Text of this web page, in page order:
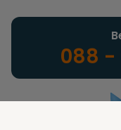
088 -